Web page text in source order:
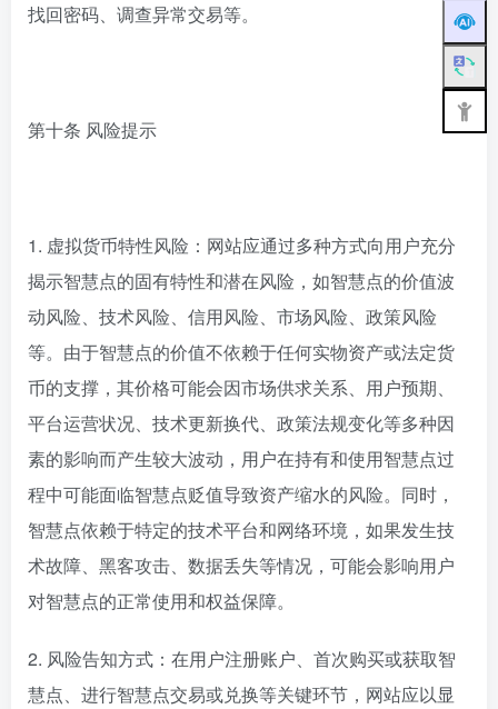
找回密码、调查异常交易等。
第十条 风险提示
1. 虚拟货币特性风险：网站应通过多种方式向用户充分
揭示智慧点的固有特性和潜在风险，如智慧点的价值波
动风险、技术风险、信用风险、市场风险、政策风险
等。由于智慧点的价值不依赖于任何实物资产或法定货
币的支撑，其价格可能会因市场供求关系、用户预期、
平台运营状况、技术更新换代、政策法规变化等多种因
素的影响而产生较大波动，用户在持有和使用智慧点过
程中可能面临智慧点贬值导致资产缩水的风险。同时，
智慧点依赖于特定的技术平台和网络环境，如果发生技
术故障、黑客攻击、数据丢失等情况，可能会影响用户
对智慧点的正常使用和权益保障。
2. 风险告知方式：在用户注册账户、首次购买或获取智
慧点、进行智慧点交易或兑换等关键环节，网站应以显